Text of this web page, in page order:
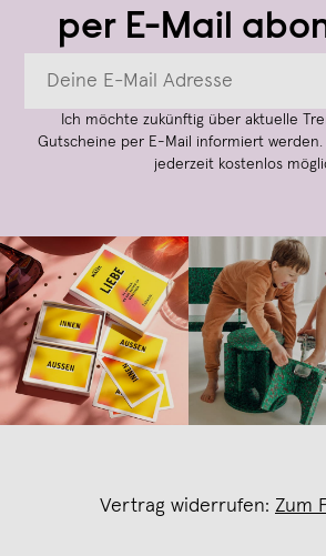
per E-Mail
Ich möchte zukünftig über aktuelle
Gutscheine per E-Mail informiert
jederzeit kostenlos
Vertrag widerrufen: Zum